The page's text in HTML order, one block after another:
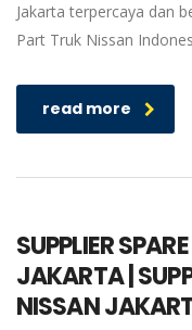
Jakarta terpercaya dan
Part Truk Nissan
read more
SUPPLIER
JAKARTA |
NISSAN